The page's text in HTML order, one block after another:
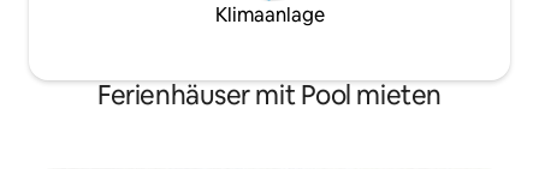
Klimaanlage
Ferienhäuser mit Pool mieten